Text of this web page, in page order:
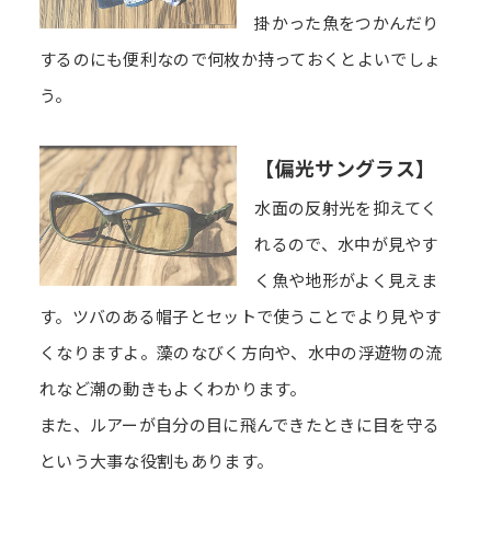
掛かった魚をつかんだり
するのにも便利なので何枚か持っておくとよいでしょ
う。
【偏光サングラス】
水面の反射光を抑えてく
れるので、水中が見やす
く魚や地形がよく見えま
す。ツバのある帽子とセットで使うことでより見やす
くなりますよ。藻のなびく方向や、水中の浮遊物の流
れなど潮の動きもよくわかります。
また、ルアーが自分の目に飛んできたときに目を守る
という大事な役割もあります。